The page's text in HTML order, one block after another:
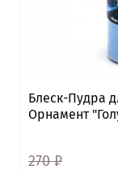
Блеск-Пудра
Орнамент
270 ₽